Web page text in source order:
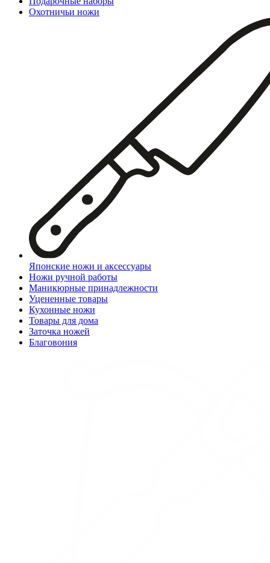
Охотничьи ножи
Японские ножи и аксессуары
Ножи ручной работы
Маникюрные принадлежности
Уцененные товары
Кухонные ножи
Товары для дома
Заточка ножей
Благовония